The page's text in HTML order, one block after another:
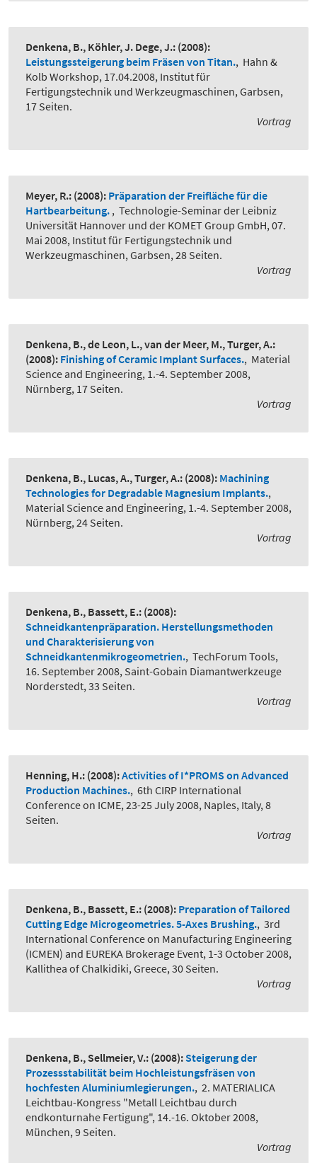
Denkena, B., Köhler, J. Dege, J.: (2008):
Leistungssteigerung beim Fräsen von Titan., Hahn &
Kolb Workshop, 17.04.2008, Institut für
Fertigungstechnik und Werkzeugmaschinen, Garbsen,
17 Seiten.
Vortrag
Meyer, R.: (2008): Präparation der Freifläche für die
Hartbearbeitung. , Technologie-Seminar der Leibniz
Universität Hannover und der KOMET Group GmbH, 07.
Mai 2008, Institut für Fertigungstechnik und
Werkzeugmaschinen, Garbsen, 28 Seiten.
Vortrag
Denkena, B., de Leon, L., van der Meer, M., Turger, A.:
(2008): Finishing of Ceramic Implant Surfaces., Material
Science and Engineering, 1.-4. September 2008,
Nürnberg, 17 Seiten.
Vortrag
Denkena, B., Lucas, A., Turger, A.: (2008): Machining
Technologies for Degradable Magnesium Implants.,
Material Science and Engineering, 1.-4. September 2008,
Nürnberg, 24 Seiten.
Vortrag
Denkena, B., Bassett, E.: (2008):
Schneidkantenpräparation. Herstellungsmethoden
und Charakterisierung von
Schneidkantenmikrogeometrien., TechForum Tools,
16. September 2008, Saint-Gobain Diamantwerkzeuge
Norderstedt, 33 Seiten.
Vortrag
Henning, H.: (2008):Activities of I*PROMS on Advanced
Production Machines., 6th CIRP International
Conference on ICME, 23-25 July 2008, Naples, Italy, 8
Seiten.
Vortrag
Denkena, B., Bassett, E.: (2008): Preparation of Tailored
Cutting Edge Microgeometries. 5-Axes Brushing., 3rd
International Conference on Manufacturing Engineering
(ICMEN) and EUREKA Brokerage Event, 1-3 October 2008,
Kallithea of Chalkidiki, Greece, 30 Seiten.
Vortrag
Denkena, B., Sellmeier, V.: (2008):Steigerung der
Prozessstabilität beim Hochleistungsfräsen von
hochfesten Aluminiumlegierungen., 2. MATERIALICA
Leichtbau-Kongress "Metall Leichtbau durch
endkonturnahe Fertigung", 14.-16. Oktober 2008,
München, 9 Seiten.
Vortrag